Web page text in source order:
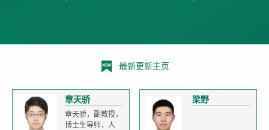
最新更新主页
章天骄
章天骄，副教授，
博士生导师，人
梁野